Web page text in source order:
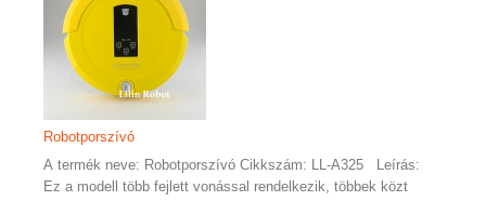
Robotporszívó
A termék neve: Robotporszívó Cikkszám: LL-A325 Leírás:
Ez a modell több fejlett vonással rendelkezik, többek közt